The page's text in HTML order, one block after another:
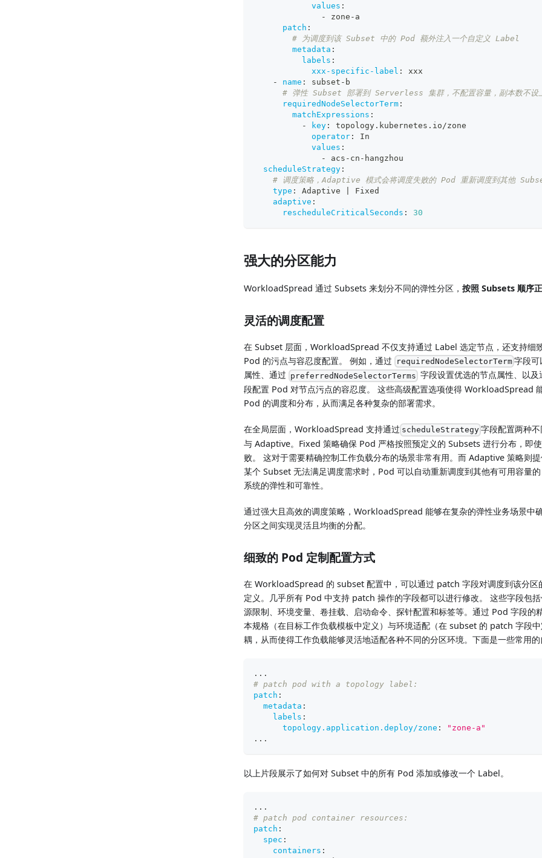
values :
-
zone - a
patch :
# 为调度到该 Subset 中的 Pod 额外注入一个自定义 Label
metadata :
labels :
xxx-specific-label :
xxx
-
name : subset - b
# 弹性 Subset 部署到 Serverless 集群，不配置容量，副本数不设
requiredNodeSelectorTerm :
matchExpressions :
-
key :
topology.kubernetes.io/zone
operator :
In
values :
-
acs - cn - hangzhou
scheduleStrategy :
# 调度策略，Adaptive 模式会将调度失败的 Pod 重新调度到其他
type : Adaptive
Fixed
adaptive :
rescheduleCriticalSeconds : 30
强大的分区能力
WorkloadSpread 通过 Subsets 来划分不同的弹性分区， 按照 Subsets 顺序
灵活的调度配置
在 Subset 层面，WorkloadSpread 不仅支持通过 Label 选定节点，还支持细
Pod 的污点与容忍度配置。 例如，通过
requiredNodeSelectorTerm 字段
属性、通过 preferredNodeSelectorTerms 字段设置优选的节点属性、以
段配置 Pod 对节点污点的容忍度。 这些高级配置选项使得 WorkloadSpread
Pod 的调度和分布，从而满足各种复杂的部署需求。
在全局层面，WorkloadSpread 支持通过 scheduleStrategy 字段配置两种
与 Adaptive。Fixed 策略确保 Pod 严格按照预定义的 Subsets 进行分布，即
败。 这对于需要精确控制工作负载分布的场景非常有用。而 Adaptive 策略则
某个 Subset 无法满足调度需求时，Pod 可以自动重新调度到其他有可用容量
系统的弹性和可靠性。
通过强大且高效的调度策略，WorkloadSpread 能够在复杂的弹性业务场景中
分区之间实现灵活且均衡的分配。
细致的 Pod 定制配置方式
在 WorkloadSpread 的 subset 配置中，可以通过 patch 字段对调度到该分区
定义。几乎所有 Pod 中支持 patch 操作的字段都可以进行修改。 这些字段包
源限制、环境变量、卷挂载、启动命令、探针配置和标签等。通过 Pod 字段的
本规格（在目标工作负载模板中定义）与环境适配（在 subset 的 patch 字段
耦，从而使得工作负载能够灵活地适配各种不同的分区环境。下面是一些常用
...
# patch pod with a topology label:
patch :
metadata :
labels :
topology.application.deploy/zone :
"zone-a"
...
以上片段展示了如何对 Subset 中的所有 Pod 添加或修改一个 Label。
...
# patch pod container resources:
patch :
spec :
containers :